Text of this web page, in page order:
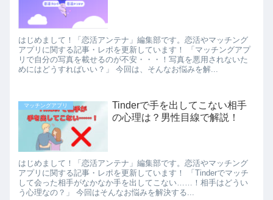
はじめまして！「恋活アンテナ」編集部です。恋活やマッチング
アプリに関する記事・レポを更新しています！ 「マッチングアプ
リで自分の写真を載せるのが不安・・・！写真を悪用されないた
めにはどうすればいい？」 今回は、そんなお悩みを解...
マッチングアプリ
Tinderで手を出してこない相手
の心理は？男性目線で解説！
はじめまして！「恋活アンテナ」編集部です。恋活やマッチング
アプリに関する記事・レポを更新しています！ 「Tinderでマッチ
して会った相手がなかなか手を出してこない……！相手はどうい
う心理なの？」 今回はそんなお悩みを解決する...